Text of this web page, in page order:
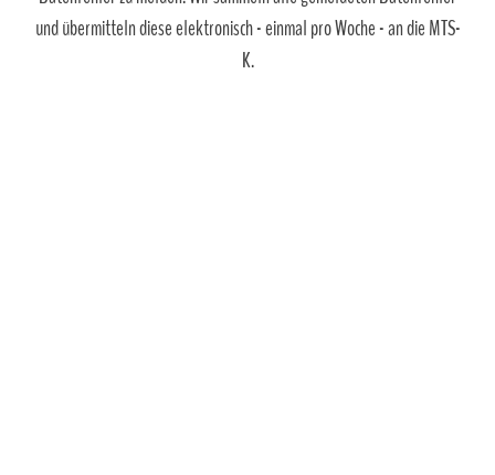
und übermitteln diese elektronisch - einmal pro Woche - an die MTS-
K.